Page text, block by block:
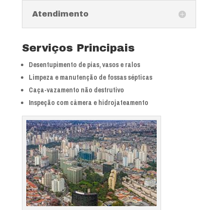
Atendimento
Serviços Principais
Desentupimento de pias, vasos e ralos
Limpeza e manutenção de fossas sépticas
Caça-vazamento não destrutivo
Inspeção com câmera e hidrojateamento